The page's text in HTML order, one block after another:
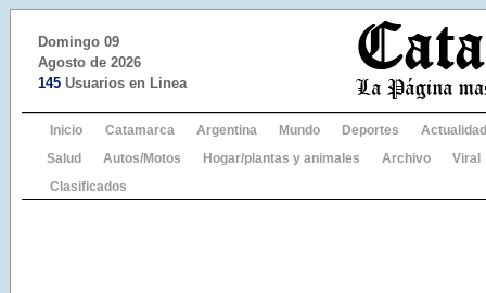
Domingo 09
Agosto de 2026
145 Usuarios en Linea
Inicio Catamarca Argentina Mundo Deportes
Actualidad
Salud
Autos/Motos Hogar/plantas y animales Archivo
Viral
Clasificados